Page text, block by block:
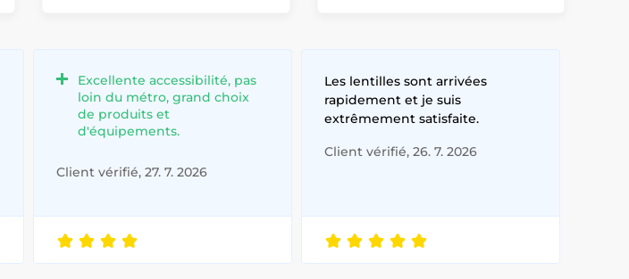
Excellente accessibilité, pas
loin du métro, grand choix
de produits et
d'équipements.
Client vérifié, 27. 7. 2026
Les lentilles sont arrivées
rapidement et je suis
extrêmement satisfaite.
Client vérifié, 26. 7. 2026